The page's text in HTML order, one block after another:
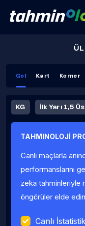
Gol Kart Korner
KG İlk Yarı 1,5
Fauller Ortalama
TAHMINOLOJİ
Canlı maçlarla
performanslarını
zeka tahminleriyle
öngörüler elde
Canlı İstatistik